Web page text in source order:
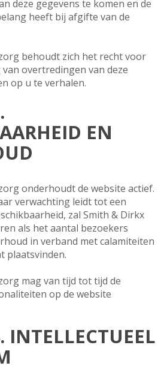
deze gegevens te komen en de
heeft bij afgifte van de
behoudt zich het recht voor
van overtredingen van deze
op u te verhalen.
EN
onderhoudt de website actief.
verwachting leidt tot een
zal Smith & Dirkx
als het aantal bezoekers
in verband met calamiteiten
plaatsvinden.
mag van tijd tot tijd de
op de website
INTELLECTUEEL